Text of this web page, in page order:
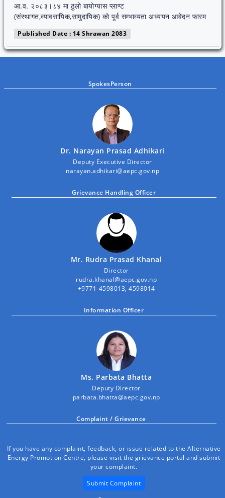
आ.व. २०८३।८४ मा ठुलो बायोग्यास प्लाण्ट
(संस्थागत,व्यावसायिक,सामुदायिक) को पूर्व सम्भाव्यता अध्ययन आवेदन फारम
Published Date : 14 Shrawan 2083
SpokesPerson
Dr. Narayan Prasad Adhikari
Deputy Executive Director
narayan.adhikari@aepc.gov.np
Grievance Handling Officer
Mr. Rudra Prasad Khanal
Director
rudra.khanal@aepc.gov.np
+9771-4598013, 4598014
Information Officer
Ms. Parbata Bhatta
Deputy Director
parbata.bhatta@aepc.gov.np
Complaint / Grievance
If you have any complaint, feedback, or issue related to the Alternative
Energy Promotion Centre, please visit the grievance portal and submit
your complaint.
Submit Complaint